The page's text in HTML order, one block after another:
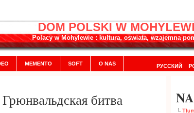
DOM POLSKI W
Polacy w Mohylewie : kultura, oswiata, wzajemna
MEMENTO SOFT O NAS РУССКИЙ
битва